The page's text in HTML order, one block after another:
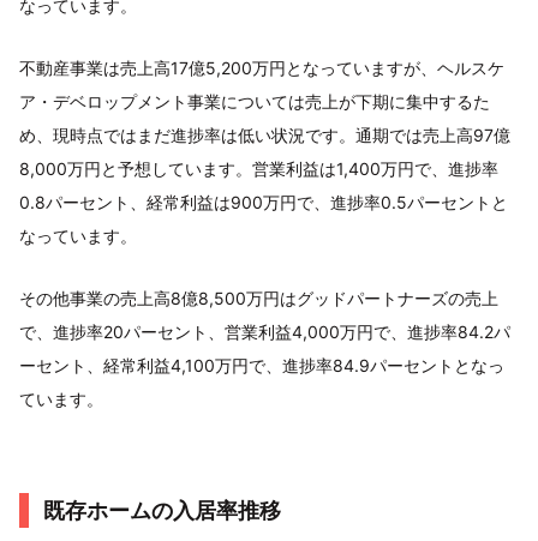
なっています。
不動産事業は売上高17億5,200万円となっていますが、ヘルスケ
ア・デベロップメント事業については売上が下期に集中するた
め、現時点ではまだ進捗率は低い状況です。通期では売上高97億
8,000万円と予想しています。営業利益は1,400万円で、進捗率
0.8パーセント、経常利益は900万円で、進捗率0.5パーセントと
なっています。
その他事業の売上高8億8,500万円はグッドパートナーズの売上
で、進捗率20パーセント、営業利益4,000万円で、進捗率84.2パ
ーセント、経常利益4,100万円で、進捗率84.9パーセントとなっ
ています。
既存ホームの入居率推移